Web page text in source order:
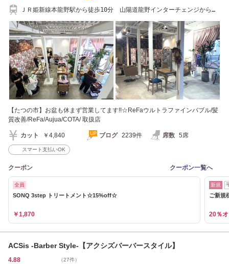
ＪＲ姫新線本龍野駅から徒歩10分 山陽道龍野インターチェンジから車
【たつの市】お盆も休まず営業してます!!☆ReFaウルトラファインバブル/髪
質改善/ReFa/Aujua/COTA/ 取扱店
カット ￥4,840 ブログ 2239件 席数 5席
スマート支払いOK
クーポン クーポン一覧へ
全員
SONQ 3step トリートメント☆15%off☆
￥1,870
新規
ご新規
20％
ACSis -Barber Style-【アクシズバーバースタイル】
4.88 （27件）